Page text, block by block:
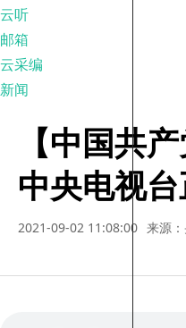
云听
邮箱
云采编
新闻
【中国共
中央电视
2021-09-02 11:08:00 来源